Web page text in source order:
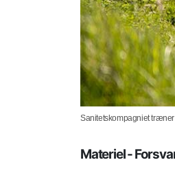
Sanitetskompagniet
Materiel -